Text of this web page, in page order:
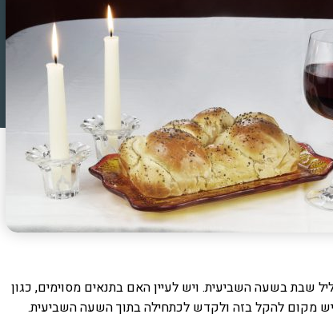
שבת בשעה השביעית. ויש לעיין האם בתנאים מסוימים, כגון
מקום להקל בזה ולקדש לכתחילה בתוך השעה השביעית.